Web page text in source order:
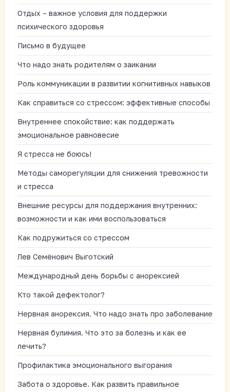
Отдых – важное условия для поддержки
психического здоровья
Письмо в будущее
Что надо знать родителям о заикании
Роль коммуникации в развитии когнитивных навыков
Как справиться со стрессом: эффективные способы
Внутреннее спокойствие: как поддержать
эмоциональное равновесие
Я стресса не боюсь!
Методы саморегуляции для снижения тревожности
и стресса
Внешние ресурсы для поддержания внутренних:
возможности и как ими воспользоваться
Как подружиться со стрессом
Лев Семёнович Выготский
Международный день борьбы с анорексией
Кто такой дефектолог?
Нервная анорексия. Что надо знать про заболевание
Нервная булимия. Что это за болезнь и как ее
лечить?
Профилактика эмоционального выгорания
Забота о здоровье. Как развить правильное